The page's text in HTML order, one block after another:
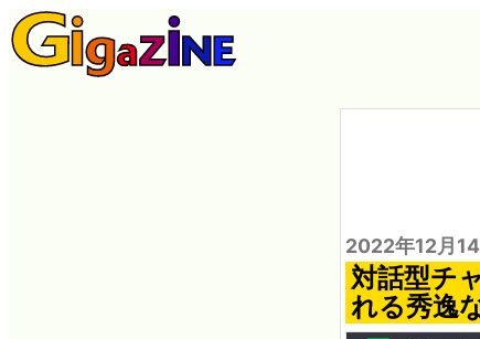
2022年12月
対話型チ
れる秀逸